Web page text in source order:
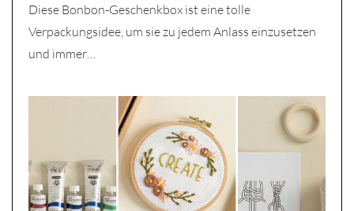
Diese Bonbon-Geschenkbox ist eine tolle
Verpackungsidee, um sie zu jedem Anlass einzusetzen
und immer…